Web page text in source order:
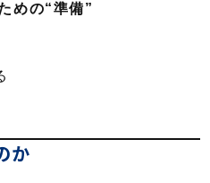
めの“準備”
か